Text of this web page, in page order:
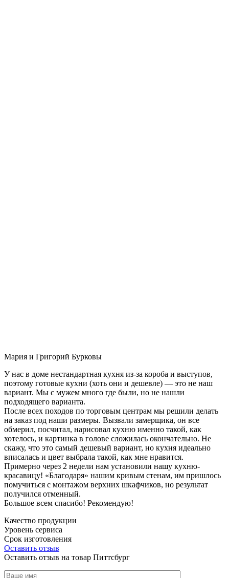
Мария и Григорий Бурковы
У нас в доме нестандартная кухня из-за короба и выступов,
поэтому готовые кухни (хоть они и дешевле) — это не наш
вариант. Мы с мужем много где были, но не нашли
подходящего варианта.
После всех походов по торговым центрам мы решили делать
на заказ под наши размеры. Вызвали замерщика, он все
обмерил, посчитал, нарисовал кухню именно такой, как
хотелось, и картинка в голове сложилась окончательно. Не
скажу, что это самый дешевый вариант, но кухня идеально
вписалась и цвет выбрала такой, как мне нравится.
Примерно через 2 недели нам установили нашу кухню-
красавицу! «Благодаря» нашим кривым стенам, им пришлось
помучиться с монтажом верхних шкафчиков, но результат
получился отменный.
Большое всем спасибо! Рекомендую!
Качество продукции
Уровень сервиса
Срок изготовления
Оставить отзыв
Оставить отзыв на товар Питтсбург